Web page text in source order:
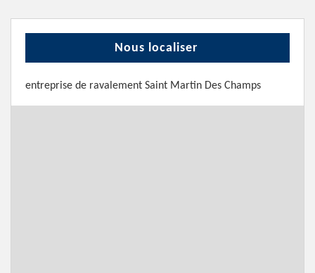
Nous localiser
entreprise de ravalement Saint Martin Des Champs